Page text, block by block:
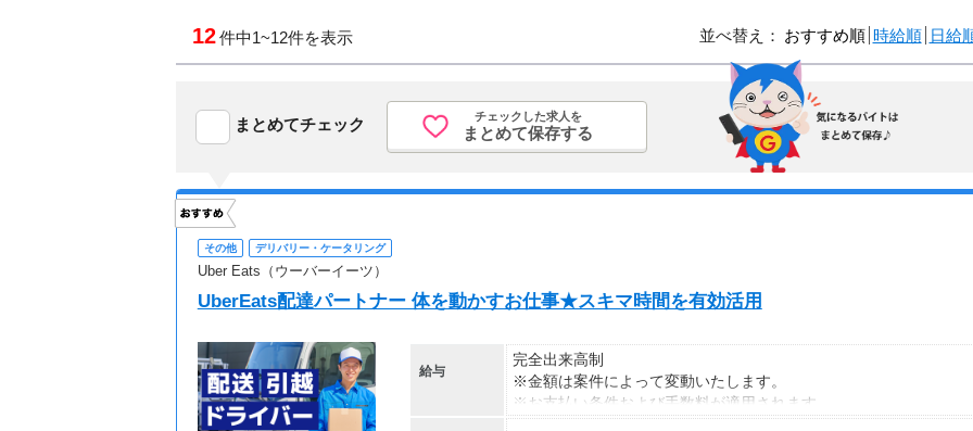
12件中1~12件を表示 並べ替え： おすすめ順 時給順 日給
まとめてチェック チェックした求人を
まとめて保存する
その他 デリバリー・ケータリング
Uber Eats（ウーバーイーツ）
UberEats配達パートナー 体を動かすお仕事★スキマ時間を有効活用
給与
完全出来高制
※金額は案件によって変動いたします。
※お支払い条件および手数料が適用されます